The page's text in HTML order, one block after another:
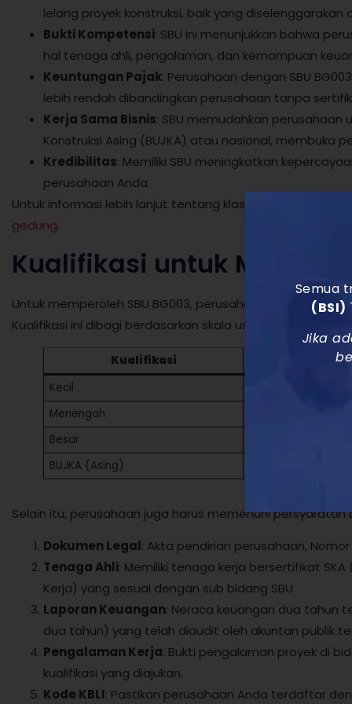
lelang proyek konstruksi, baik yang
Bukti Kompetensi: SBU ini menunjukkan bahwa
hal tenaga ahli, pengalaman, dan kemampuan
Keuntungan Pajak: Perusahaan dengan SBU
lebih rendah dibandingkan perusahaan tanpa
Kerja Sama Bisnis: SBU memudahkan
Konstruksi Asing (BUJKA) atau nasional, membuka
Kredibilitas: Memiliki SBU meningkatkan
perusahaan Anda.
Untuk informasi lebih lanjut tentang klasifikasi SBU
gedung.
Kualifikasi untuk
Untuk memperoleh SBU BG003, perusahaan harus
Kualifikasi ini dibagi berdasarkan skala usaha, yaitu kecil,
Kualifikasi Nilai
Kecil
Menengah
Besar
BUJKA (Asing)
Selain itu, perusahaan juga harus memenuhi persyaratan
Dokumen Legal: Akta pendirian perusahaan,
Tenaga Ahli: Memiliki tenaga kerja bersertifikat
Kerja) yang sesuai dengan sub bidang SBU.
Laporan Keuangan: Neraca keuangan dua tahun
dua tahun) yang telah diaudit oleh akuntan publik
Pengalaman Kerja: Bukti pengalaman proyek di
kualifikasi yang diajukan.
Kode KBLI: Pastikan perusahaan Anda terdaftar
Semua
(BSI)
Jika